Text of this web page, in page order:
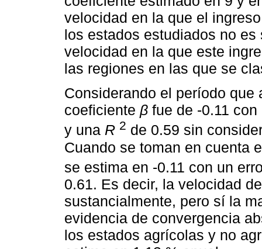
velocidad en la que el
los estados estudiados no
velocidad en la que este
las regiones en las que se
Considerando el período que
coeficiente β fue de -0.11
y una R 2 de 0.59 sin
Cuando se toman en cuenta
se estima en -0.11 con un
0.61. Es decir, la velocidad
sustancialmente, pero sí la
evidencia de convergencia
los estados agrícolas y no